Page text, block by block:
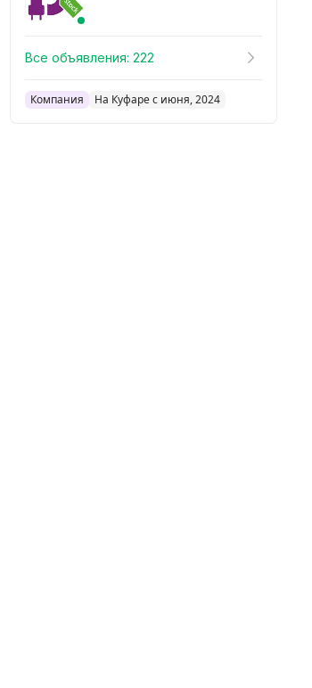
Все объявления: 222
Компания На Куфаре с июня, 2024